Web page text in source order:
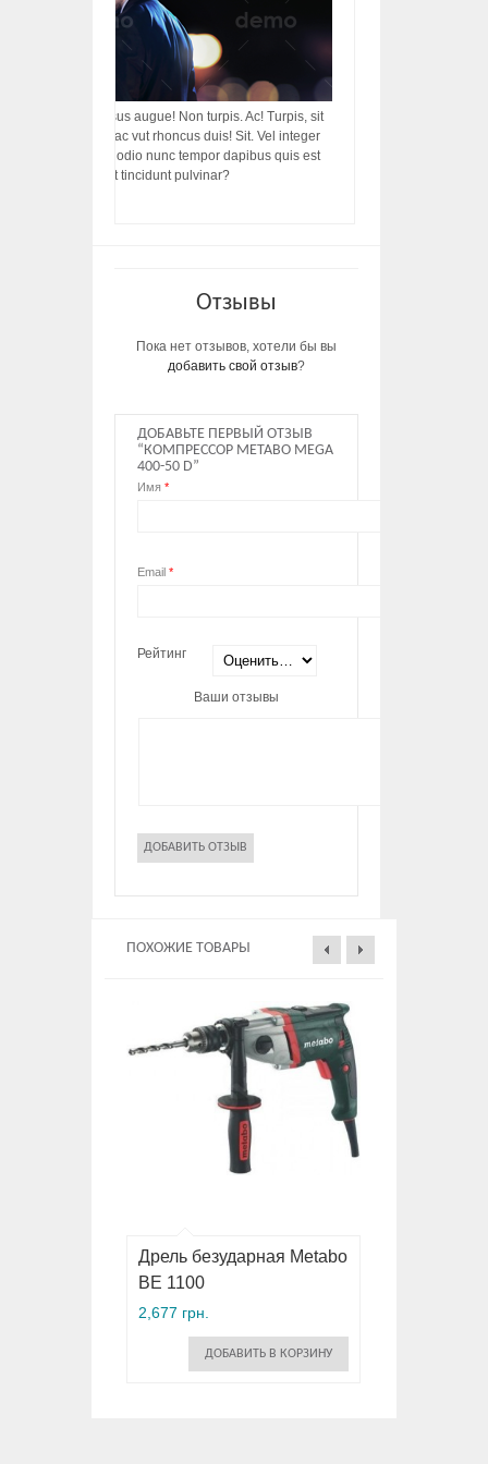
integer! Risus augue! Non turpis. Ac! Turpis, sit
rhoncus porttitor ac vut rhoncus duis! Sit. Vel integer
ut diam porttitor odio nunc tempor dapibus quis est
dictumst, vel amet tincidunt pulvinar?
Отзывы
Пока нет отзывов, хотели бы вы
добавить свой отзыв?
ДОБАВЬТЕ ПЕРВЫЙ ОТЗЫВ
“КОМПРЕССОР METABO MEGA
400-50 D”
Имя *
Email *
Рейтинг
Ваши отзывы
ПОХОЖИЕ ТОВАРЫ
Дрель безударная Metabo
BE 1100
2,677 грн.
ДОБАВИТЬ В КОРЗИНУ